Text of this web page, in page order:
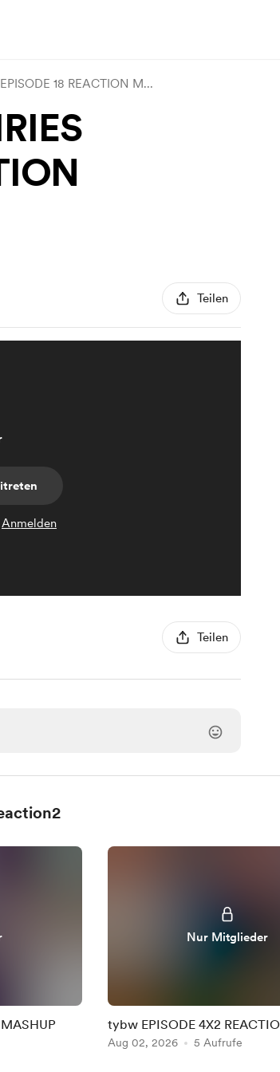
18 REACTION M...
Teilen
Anmelden
Teilen
Nur Mitglieder
tybw EPISODE 4X2
Aug 02, 2026 5 Aufrufe